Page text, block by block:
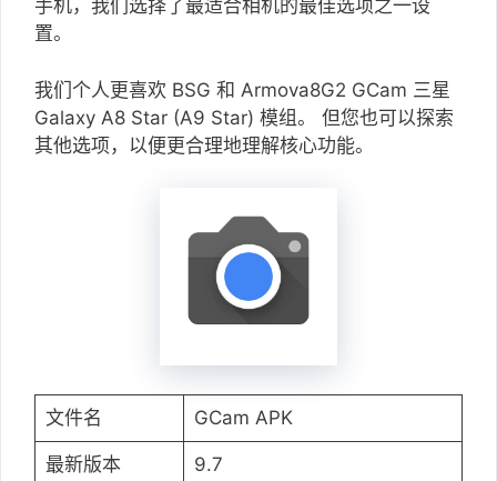
手机，我们选择了最适合相机的最佳选项之一设
置。
我们个人更喜欢 BSG 和 Armova8G2 GCam 三星
Galaxy A8 Star (A9 Star) 模组。 但您也可以探索
其他选项，以便更合理地理解核心功能。
文件名 GCam APK
最新版本 9.7